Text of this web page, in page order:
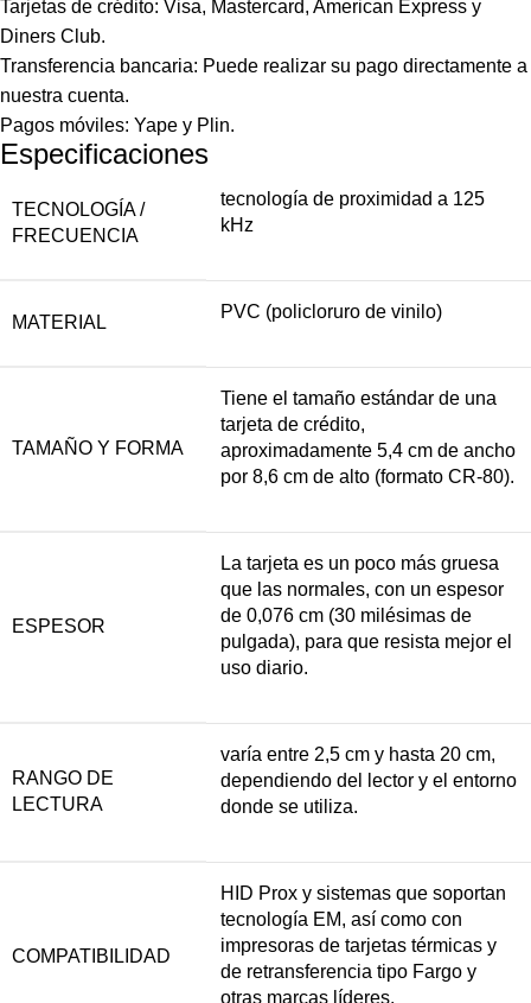
Tarjetas de crédito: Visa, Mastercard, American Express y
Diners Club.
Transferencia bancaria: Puede realizar su pago directamente a
nuestra cuenta.
Pagos móviles: Yape y Plin.
Especificaciones
TECNOLOGÍA /
FRECUENCIA
tecnología de proximidad a 125
kHz
MATERIAL
PVC (policloruro de vinilo)
TAMAÑO Y FORMA
Tiene el tamaño estándar de una
tarjeta de crédito,
aproximadamente 5,4 cm de ancho
por 8,6 cm de alto (formato CR-80).
ESPESOR
La tarjeta es un poco más gruesa
que las normales, con un espesor
de 0,076 cm (30 milésimas de
pulgada), para que resista mejor el
uso diario.
RANGO DE
LECTURA
varía entre 2,5 cm y hasta 20 cm,
dependiendo del lector y el entorno
donde se utiliza.
COMPATIBILIDAD
HID Prox y sistemas que soportan
tecnología EM, así como con
impresoras de tarjetas térmicas y
de retransferencia tipo Fargo y
otras marcas líderes.